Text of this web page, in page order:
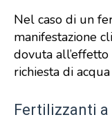
Nel caso di un
manifestazione
dovuta
richiesta di
Fertilizzanti a